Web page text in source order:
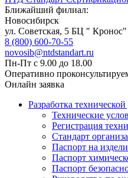
Ближайший филиал:
Новосибирск
ул. Советская, 5 БЦ " Кронос"
8 (800) 600-70-55
novosib@ntdstandart.ru
Пн-Пт с 9.00 до 18.00
Оперативно
Онлайн заявка
Разработка
Технические
Регистрация
Стандарт
Паспорт на
Паспорт
Паспорт